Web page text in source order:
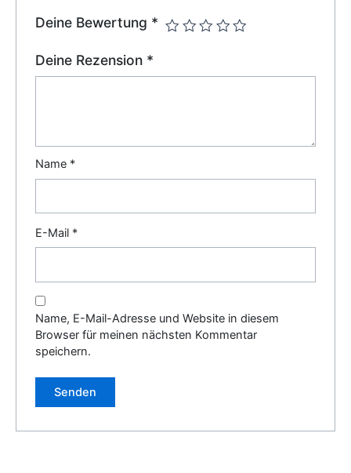
Deine Bewertung *
Deine Rezension *
Name *
E-Mail *
Name, E-Mail-Adresse und Website in diesem
Browser für meinen nächsten Kommentar
speichern.